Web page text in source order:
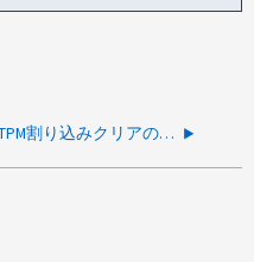
TPM割り込みクリアの失敗によりONTAPパニックが発生する